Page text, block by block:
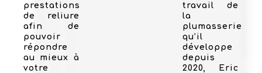
prestations
de reliure
afin de
pouvoir
répondre
au mieux à
votre
travail de
la
plumasserie
qu’il
développe
depuis
2020, Eric